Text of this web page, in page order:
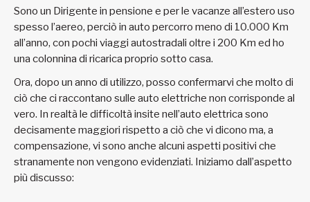
Sono un Dirigente in pensione e per le vacanze all’estero uso
spesso l’aereo, perciò in auto percorro meno di 10.000 Km
all’anno, con pochi viaggi autostradali oltre i 200 Km ed ho
una colonnina di ricarica proprio sotto casa.
Ora, dopo un anno di utilizzo, posso confermarvi che molto di
ciò che ci raccontano sulle auto elettriche non corrisponde al
vero. In realtà le difficoltà insite nell’auto elettrica sono
decisamente maggiori rispetto a ciò che vi dicono ma, a
compensazione, vi sono anche alcuni aspetti positivi che
stranamente non vengono evidenziati. Iniziamo dall’aspetto
più discusso: